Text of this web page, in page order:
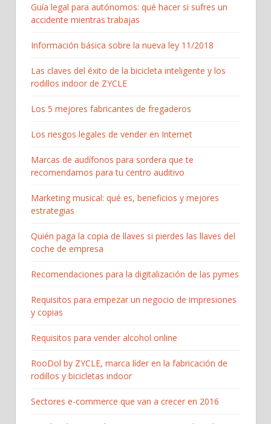
Guía legal para autónomos: qué hacer si sufres un
accidente mientras trabajas
Información básica sobre la nueva ley 11/2018
Las claves del éxito de la bicicleta inteligente y los
rodillos indoor de ZYCLE
Los 5 mejores fabricantes de fregaderos
Los riesgos legales de vender en Internet
Marcas de audífonos para sordera que te
recomendamos para tu centro auditivo
Marketing musical: qué es, beneficios y mejores
estrategias
Quién paga la copia de llaves si pierdes las llaves del
coche de empresa
Recomendaciones para la digitalización de las pymes
Requisitos para empezar un negocio de impresiones
y copias
Requisitos para vender alcohol online
RooDol by ZYCLE, marca líder en la fabricación de
rodillos y bicicletas indoor
Sectores e-commerce que van a crecer en 2016